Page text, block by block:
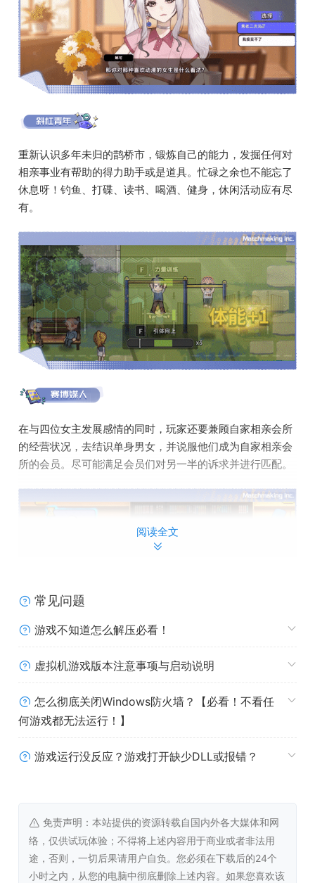
重新认识多年未归的鹊桥市，锻炼自己的能力，发掘任何对
相亲事业有帮助的得力助手或是道具。忙碌之余也不能忘了
休息呀！钓鱼、打碟、读书、喝酒、健身，休闲活动应有尽
有。
在与四位女主发展感情的同时，玩家还要兼顾自家相亲会所
的经营状况，去结识单身男女，并说服他们成为自家相亲会
所的会员。尽可能满足会员们对另一半的诉求并进行匹配。
隔壁面包房的“重度二次元”服务员，资深游戏宅。 (CV：闲
踏梧桐)
阅读全文
常见问题
游戏不知道怎么解压必看！
虚拟机游戏版本注意事项与启动说明
怎么彻底关闭Windows防火墙？【必看！不看任
何游戏都无法运行！】
游戏运行没反应？游戏打开缺少DLL或报错？
免责声明：本站提供的资源转载自国内外各大媒体和网
络，仅供试玩体验；不得将上述内容用于商业或者非法用
途，否则，一切后果请用户自负。您必须在下载后的24个
小时之内，从您的电脑中彻底删除上述内容。如果您喜欢该